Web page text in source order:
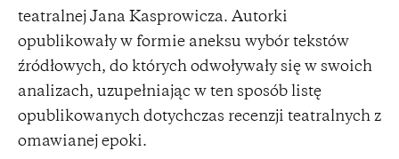
teatralnej Jana Kasprowicza. Autorki
opublikowały w formie aneksu wybór tekstów
źródłowych, do których odwoływały się w swoich
analizach, uzupełniając w ten sposób listę
opublikowanych dotychczas recenzji teatralnych z
omawianej epoki.